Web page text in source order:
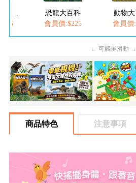
恐龍大百科
會員價:$225
動物大百科
會員價:$225
← 可觸屏滑動 →
商品特色 注意事項